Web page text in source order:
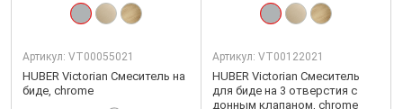
Артикул: VT00055021
HUBER Victorian Смеситель на
биде, chrome
Артикул: VT00122021
HUBER Victorian Смеситель
для биде на 3 отверстия с
донным клапаном, chrome